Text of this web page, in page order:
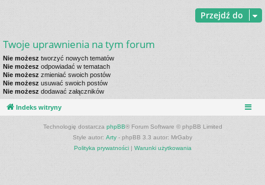
Przejdź do
Twoje uprawnienia na tym forum
Nie możesz tworzyć nowych tematów
Nie możesz odpowiadać w tematach
Nie możesz zmieniać swoich postów
Nie możesz usuwać swoich postów
Nie możesz dodawać załączników
Indeks witryny
Technologię dostarcza phpBB® Forum Software © phpBB Limited
Style autor: Arty - phpBB 3.3 autor: MrGaby
Polityka prywatności| Warunki użytkowania